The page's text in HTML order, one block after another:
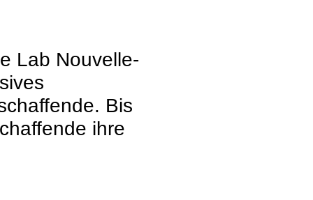
Lab Nouvelle-
Bis
ihre